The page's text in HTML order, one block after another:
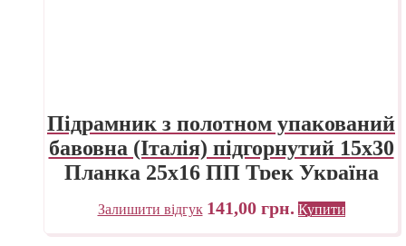
Підрамник з полотном упакований
бавовна (Італія) підгорнутий 15х30
Планка 25х16 ПП Трек Україна
Залишити відгук 141,00 грн. Купити